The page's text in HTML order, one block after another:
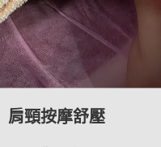
肩頸按摩舒壓